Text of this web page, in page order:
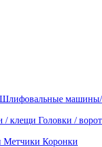
Шлифовальные машины/
/ клещи Головки /
Метчики Коронки